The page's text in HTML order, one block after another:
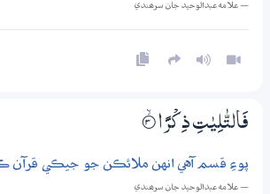
— علامه عبدالوحيد جان سرھندي
فَالتّٰلِيٰتِ ذِكْرًا 3‏۝ۙ
پوءِ قسم آهي انهن ملائڪن جو جيڪي قرآن
— علامه عبدالوحيد جان سرھندي